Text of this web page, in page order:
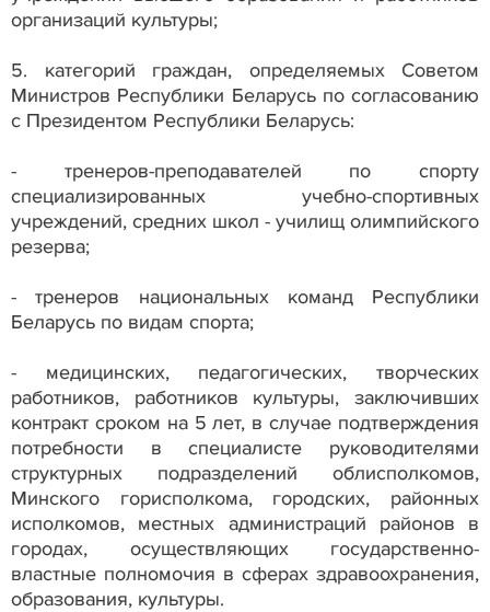
организаций культуры;
5. категорий граждан, определяемых Советом
Министров Республики Беларусь по согласованию
с Президентом Республики Беларусь:
- тренеров-преподавателей по спорту
специализированных учебно-спортивных
учреждений, средних школ - училищ олимпийского
резерва;
- тренеров национальных команд Республики
Беларусь по видам спорта;
- медицинских, педагогических, творческих
работников, работников культуры, заключивших
контракт сроком на 5 лет, в случае подтверждения
потребности в специалисте руководителями
структурных подразделений облисполкомов,
Минского горисполкома, городских, районных
исполкомов, местных администраций районов в
городах, осуществляющих государственно-
властные полномочия в сферах здравоохранения,
образования, культуры.